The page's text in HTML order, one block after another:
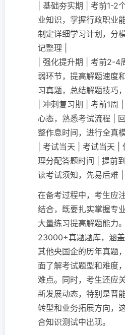
| 基础夯实期 | 考前1-2
业知识，掌握行政职业
制定详细学习计划，分
记整理 |
| 强化提升期 | 考前2-4
弱环节，提高解题速度
习真题，总结解题技巧
| 冲刺复习期 | 考前1周
心态，熟悉考试流程 |
整作息时间，进行全真模
| 考试当天 | 考试当天 |
理分配答题时间 | 提前
读考试须知，先易后难 |
在备考过程中，考生应
结合，既要扎实掌握专
大量练习提高解题能力
23000+真题题库，涵
其他央国企的历年真题
面了解考试题型和难度
难点。同时，考生还应
新发展动态，特别是晋
转型和业务拓展方向，
合知识测试中出现。